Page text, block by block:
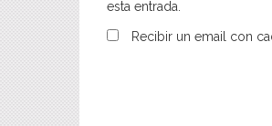
esta entrada.
Recibir un email con